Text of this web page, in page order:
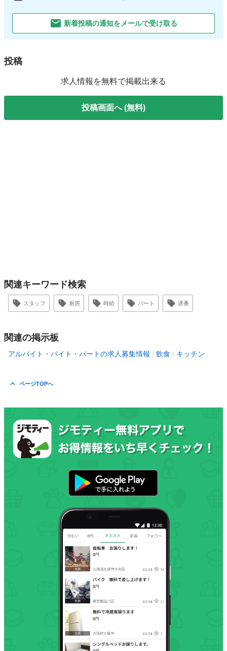
新着投稿の通知をメールで受け取る
投稿
求人情報を無料で掲載出来る
投稿画面へ (無料)
関連キーワード検索
スタッフ 厨房 時給 パート 遅番
関連の掲示板
アルバイト・バイト・パートの求人募集情報 飲食 キッチン
ページTOPへ